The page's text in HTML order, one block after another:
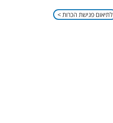
< לתיאום פגישת הכרות